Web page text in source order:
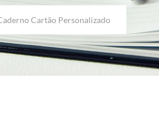
Cartão Personalizado